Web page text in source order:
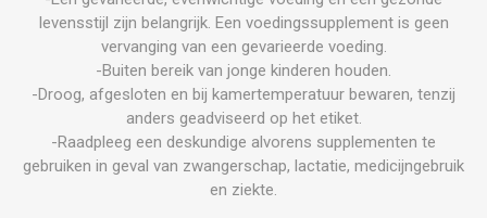
levensstijl zijn belangrijk. Een voedingssupplement is geen
vervanging van een gevarieerde voeding.
-Buiten bereik van jonge kinderen houden.
-Droog, afgesloten en bij kamertemperatuur bewaren, tenzij
anders geadviseerd op het etiket.
-Raadpleeg een deskundige alvorens supplementen te
gebruiken in geval van zwangerschap, lactatie, medicijngebruik
en ziekte.